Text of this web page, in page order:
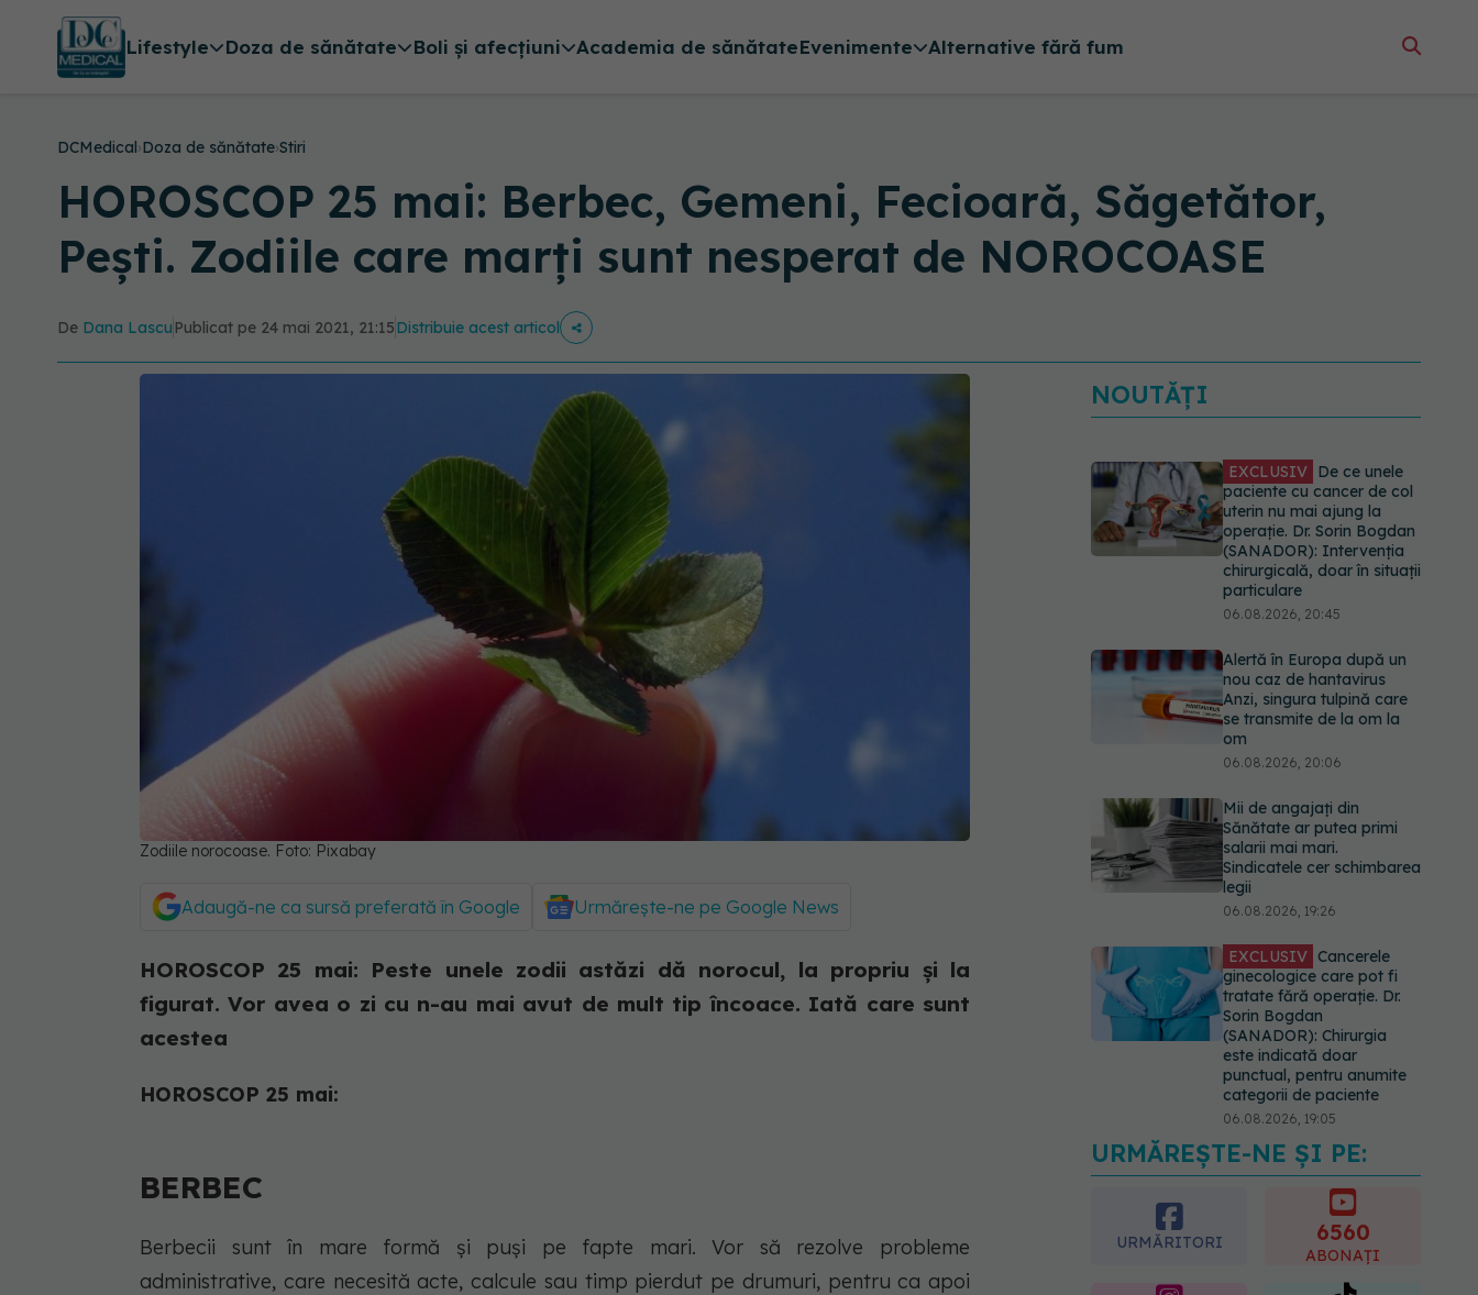
Lifestyle Doza de sănătate Boli și afecțiuni Academia de sănătateEvenimente Alternative fără fum
DCMedical›Doza de sănătate›Stiri
HOROSCOP 25 mai: Berbec, Gemeni, Fecioară, Săgetător,
Pești. Zodiile care marți sunt nesperat de NOROCOASE
De Dana Lascu Publicat pe 24 mai 2021, 21:15Distribuie acest articol
Zodiile norocoase. Foto: Pixabay
Adaugă-ne ca sursă preferată în Google Urmărește-ne pe Google News
HOROSCOP 25 mai: Peste unele zodii astăzi dă norocul, la propriu și la
figurat. Vor avea o zi cu n-au mai avut de mult tip încoace. Iată care sunt
acestea
HOROSCOP 25 mai:
BERBEC
Berbecii sunt în mare formă și puși pe fapte mari. Vor să rezolve probleme
administrative, care necesită acte, calcule sau timp pierdut pe drumuri, pentru ca apoi
NOUTĂȚI
EXCLUSIV De ce unele
paciente cu cancer de col
uterin nu mai ajung la
operație. Dr. Sorin Bogdan
(SANADOR): Intervenția
chirurgicală, doar în situații
particulare
06.08.2026, 20:45
Alertă în Europa după un
nou caz de hantavirus
Anzi, singura tulpină care
se transmite de la om la
om
06.08.2026, 20:06
Mii de angajați din
Sănătate ar putea primi
salarii mai mari.
Sindicatele cer schimbarea
legii
06.08.2026, 19:26
EXCLUSIV Cancerele
ginecologice care pot fi
tratate fără operație. Dr.
Sorin Bogdan
(SANADOR): Chirurgia
este indicată doar
punctual, pentru anumite
categorii de paciente
06.08.2026, 19:05
EXCLUSIV Brahiterapie
vs radioterapie externă în
cancerul ginecologic. Dr.
Sorin Bogdan (SANADOR)
explică diferența și cum
acționează tratamentul
URMĂREȘTE-NE ȘI PE:
URMĂRITORI 6560
ABONAȚI